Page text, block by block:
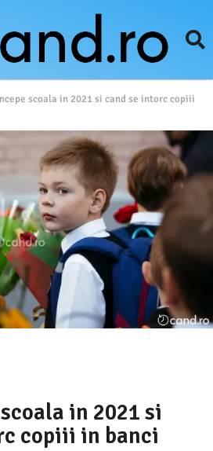
scoala in 2021 si cand se intorc copiii
in 2021 si
copiii in banci